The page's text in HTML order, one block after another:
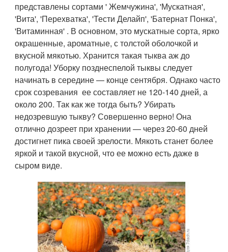
представлены сортами ' Жемчужина', 'Мускатная',
'Вита', 'Перехватка', 'Тести Делайп', 'Батернат Понка',
'Витаминная' . В основном, это мускатные сорта, ярко
окрашенные, ароматные, с толстой оболочкой и
вкусной мякотью. Хранится такая тыква аж до
полугода! Уборку позднеспелой тыквы следует
начинать в середине — конце сентября. Однако часто
срок созревания ее составляет не 120-140 дней, а
около 200. Так как же тогда быть? Убирать
недозревшую тыкву? Совершенно верно! Она
отлично дозреет при хранении — через 20-60 дней
достигнет пика своей зрелости. Мякоть станет более
яркой и такой вкусной, что ее можно есть даже в
сыром виде.